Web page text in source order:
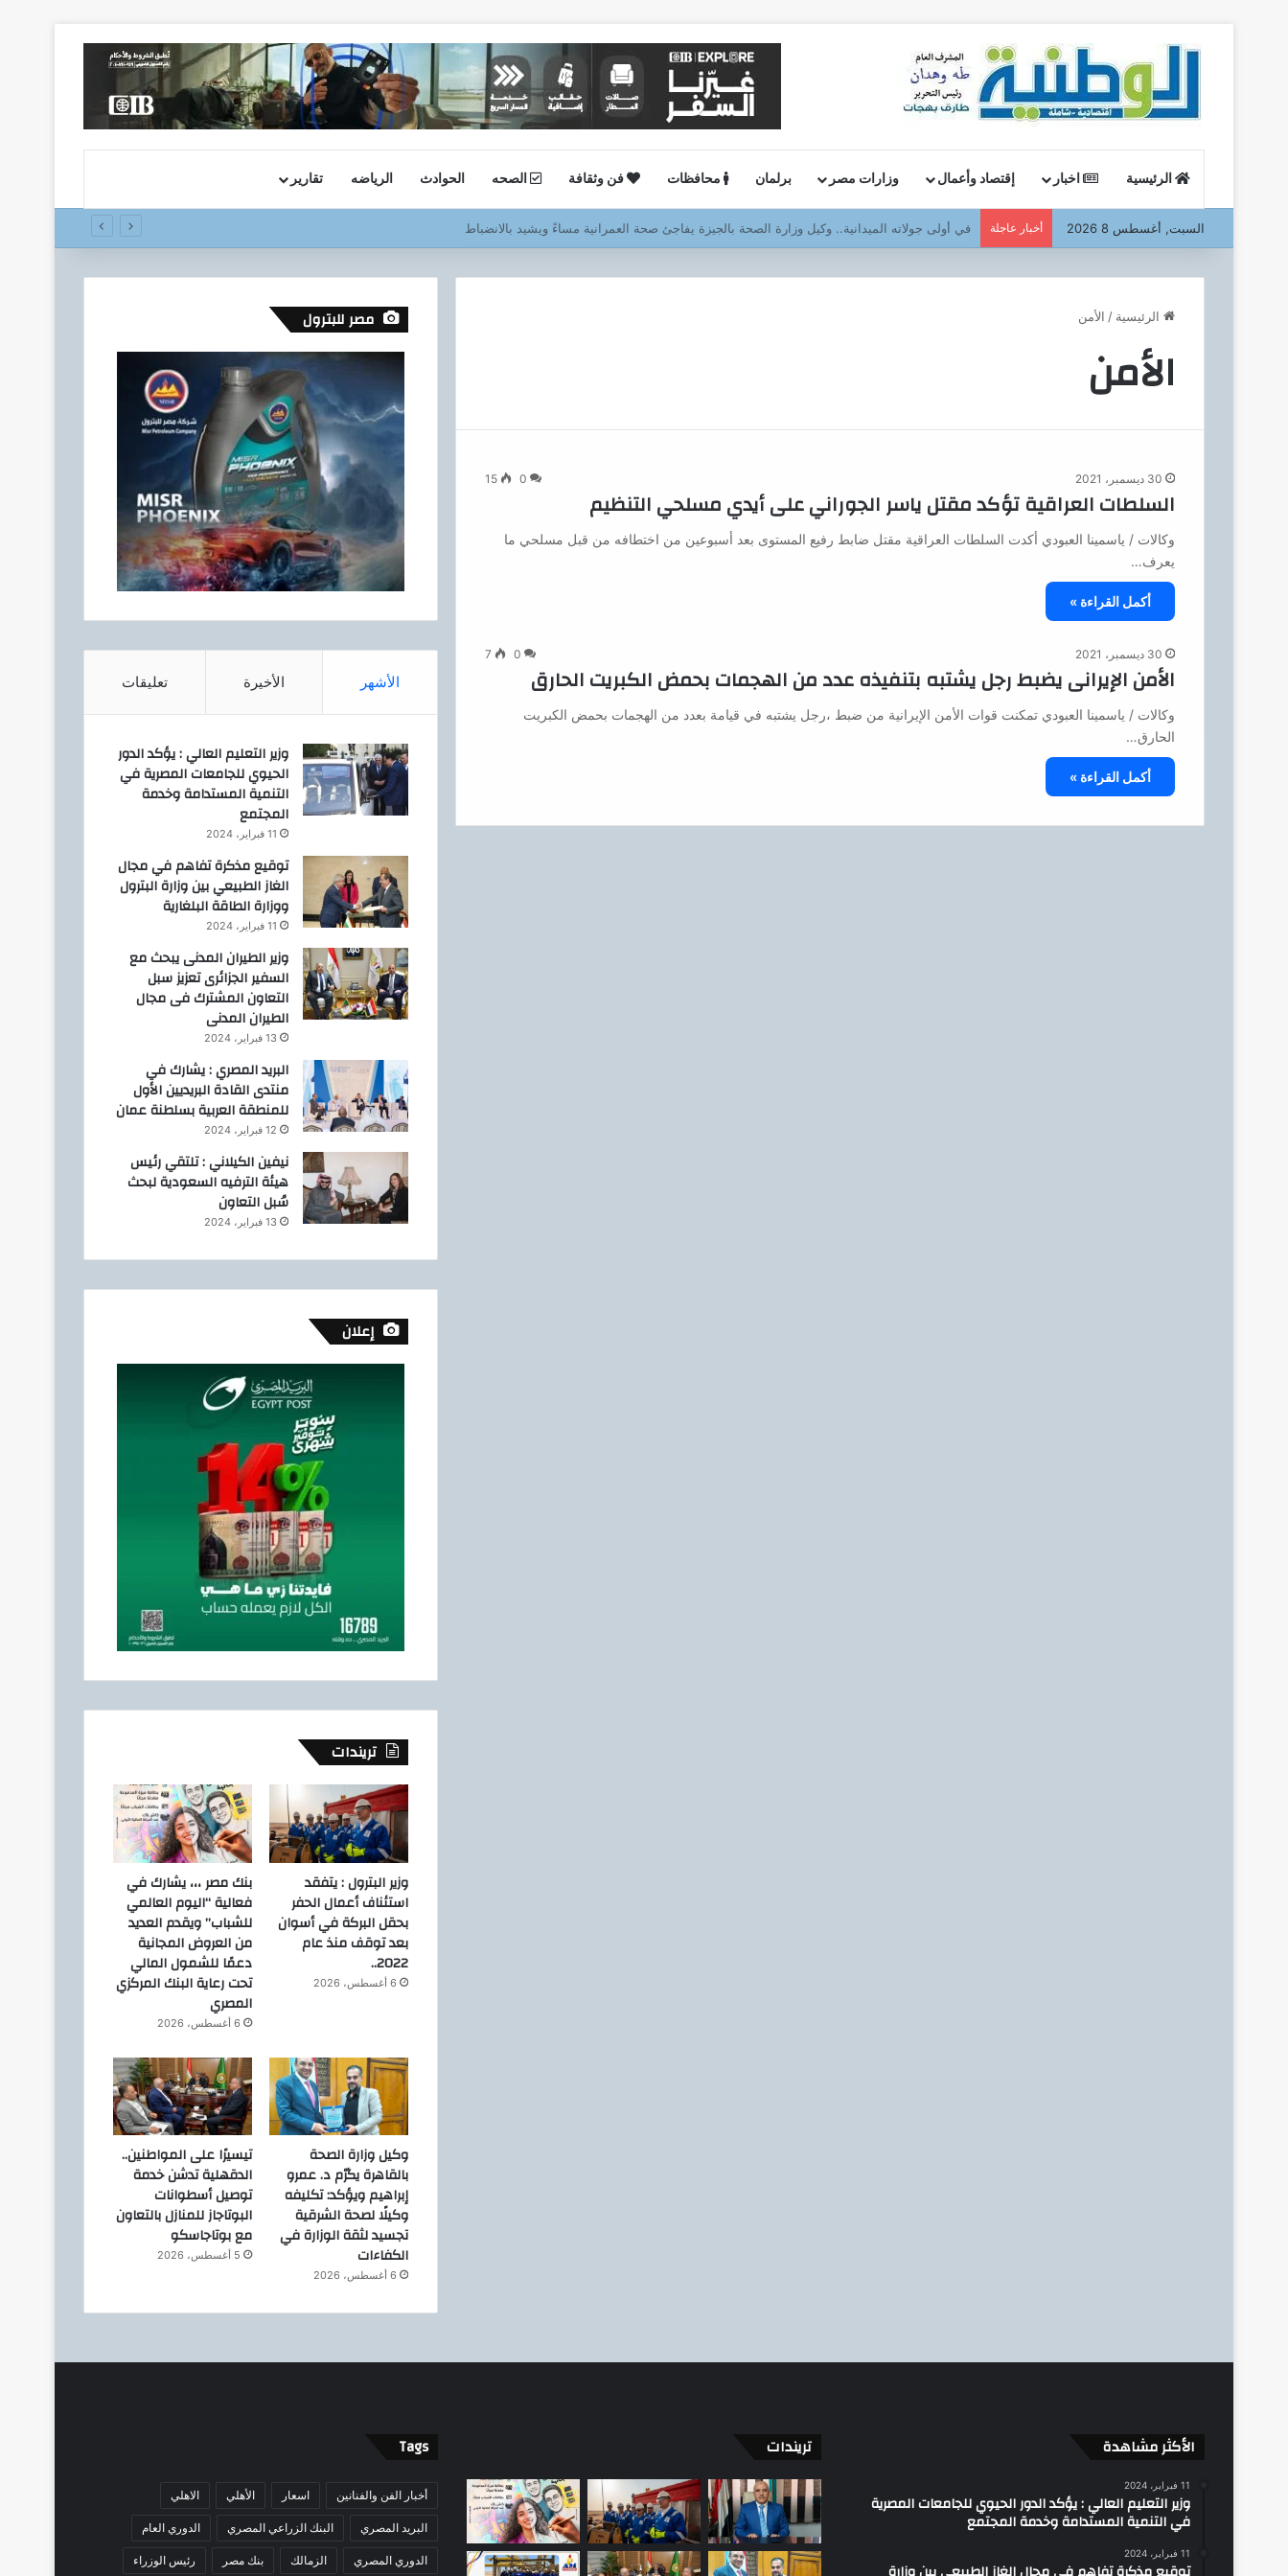
الرئيسية اخبار إقتصاد وأعمال وزارات مصر برلمان محافظات فن وثقافة الصحه الحوادث الرياضه تقارير
السبت, أغسطس 8 2026 أخبار عاجلة وزير البترول : يتفقد استئناف أعمال الحفر بحقل البركة في أسوان بعد توقف منذ عام 2022..
الرئيسية / الأمن
الأمن
30 ديسمبر، 2021 0
15
السلطات العراقية تؤكد مقتل ياسر الجوراني على أيدي مسلحي التنظيم
وكالات / ياسمينا العبودي أكدت السلطات العراقية مقتل ضابط رفيع المستوى بعد أسبوعين من اختطافه من قبل مسلحي ما
يعرف…
أكمل القراءة »
30 ديسمبر، 2021 0
7
الأمن الإيرانى يضبط رجل يشتبه بتنفيذه عدد من الهجمات بحمض الكبريت الحارق
وكالات / ياسمينا العبودي تمكنت قوات الأمن الإيرانية من ضبط ،رجل يشتبه في قيامة بعدد من الهجمات بحمض الكبريت
الحارق…
أكمل القراءة »
مصر للبترول
الأشهر الأخيرة تعليقات
وزير التعليم العالي : يؤكد الدور
الحيوي للجامعات المصرية في
التنمية المستدامة وخدمة
المجتمع
11 فبراير، 2024
توقيع مذكرة تفاهم في مجال
الغاز الطبيعي بين وزارة البترول
ووزارة الطاقة البلغارية
11 فبراير، 2024
وزير الطيران المدنى يبحث مع
السفير الجزائرى تعزيز سبل
التعاون المشترك فى مجال
الطيران المدنى
13 فبراير، 2024
البريد المصري : يشارك في
منتدى القادة البريديين الأول
للمنطقة العربية بسلطنة عمان
12 فبراير، 2024
نيفين الكيلاني : تلتقي رئيس
هيئة الترفيه السعودية لبحث
سُبل التعاون
13 فبراير، 2024
إعلان
تريندات
وزير البترول : يتفقد
استئناف أعمال الحفر
بحقل البركة في أسوان
بعد توقف منذ عام
2022..
6 أغسطس، 2026
بنك مصر ،،، يشارك في
فعالية “اليوم العالمي
للشباب” ويقدم العديد
من العروض المجانية
دعمًا للشمول المالي
تحت رعاية البنك المركزي
المصري
6 أغسطس، 2026
وكيل وزارة الصحة
بالقاهرة يكرّم د. عمرو
إبراهيم ويؤكد: تكليفه
وكيلًا لصحة الشرقية
تجسيد لثقة الوزارة في
الكفاءات
6 أغسطس، 2026
تيسيرًا على المواطنين..
الدقهلية تدشن خدمة
توصيل أسطوانات
البوتاجاز للمنازل بالتعاون
مع بوتاجاسكو
5 أغسطس، 2026
الأكثر مشاهدة
11 فبراير، 2024
وزير التعليم العالي : يؤكد الدور الحيوي للجامعات المصرية
في التنمية المستدامة وخدمة المجتمع
11 فبراير، 2024
تريندات Tags
أخبار الفن والفنانين اسعار الأهلي الاهلي
البريد المصري البنك الزراعي المصري الدوري العام
الدوري المصري الزمالك بنك مصر رئيس الوزراء